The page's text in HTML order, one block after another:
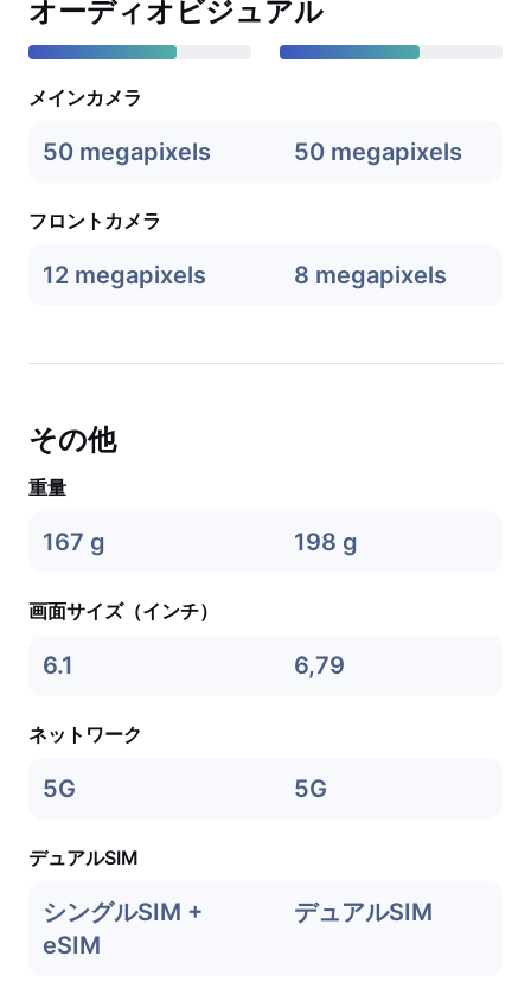
オーディオビジュアル
メインカメラ
50 megapixels 50 megapixels
フロントカメラ
12 megapixels 8 megapixels
その他
重量
167 g 198 g
画面サイズ（インチ）
6.1 6,79
ネットワーク
5G 5G
デュアルSIM
シングルSIM +
eSIM
デュアルSIM